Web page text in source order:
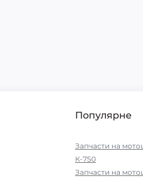
Популярне
Запчасти на
К-750
Запчасти на